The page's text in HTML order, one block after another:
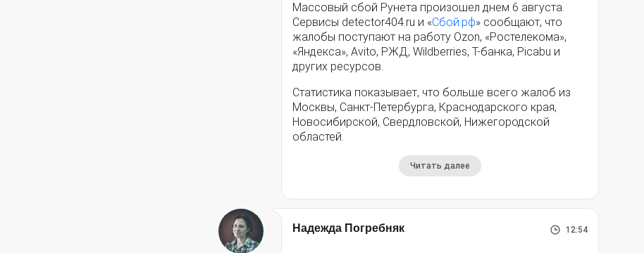
Массовый сбой Рунета произошел днем 6 августа.
Сервисы detector404.ru и «Сбой.рф» сообщают, что
жалобы поступают на работу Ozon, «Ростелекома»,
«Яндекса», Avito, РЖД, Wildberries, Т-банка, Picabu и
других ресурсов.
Статистика показывает, что больше всего жалоб из
Москвы, Санкт-Петербурга, Краснодарского края,
Новосибирской, Свердловской, Нижегородской
областей.
Читать далее
Надежда Погребняк 12:54